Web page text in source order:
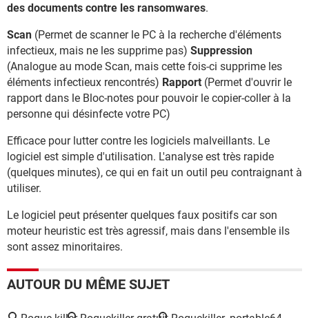
des documents contre les ransomwares.
Scan (Permet de scanner le PC à la recherche d'éléments
infectieux, mais ne les supprime pas) Suppression
(Analogue au mode Scan, mais cette fois-ci supprime les
éléments infectieux rencontrés) Rapport (Permet d'ouvrir le
rapport dans le Bloc-notes pour pouvoir le copier-coller à la
personne qui désinfecte votre PC)
Efficace pour lutter contre les logiciels malveillants. Le
logiciel est simple d'utilisation. L'analyse est très rapide
(quelques minutes), ce qui en fait un outil peu contraignant à
utiliser.
Le logiciel peut présenter quelques faux positifs car son
moteur heuristic est très agressif, mais dans l'ensemble ils
sont assez minoritaires.
AUTOUR DU MÊME SUJET